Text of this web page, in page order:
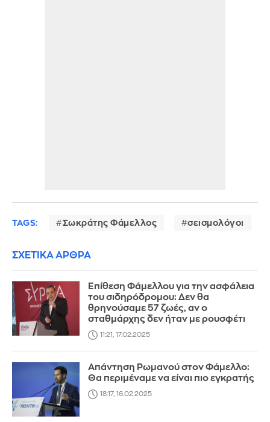
TAGS: Σωκράτης Φάμελλος σεισμολόγοι
ΣΧΕΤΙΚΑ ΑΡΘΡΑ
Επίθεση Φάμελλου για την ασφάλεια
του σιδηρόδρομου: Δεν θα
θρηνούσαμε 57 ζωές, αν ο
σταθμάρχης δεν ήταν με ρουσφέτι
11:21, 17.02.2025
Απάντηση Ρωμανού στον Φάμελλο:
Θα περιμέναμε να είναι πιο εγκρατής
18:17, 16.02.2025